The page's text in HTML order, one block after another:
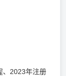
、2023年注册